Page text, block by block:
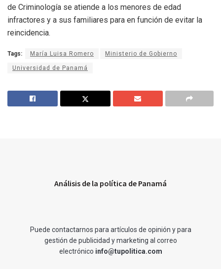
de Criminología se atiende a los menores de edad
infractores y a sus familiares para en función de evitar la
reincidencia.
Tags: María Luisa Romero Ministerio de Gobierno
Universidad de Panamá
Análisis de la política de Panamá
Puede contactarnos para artículos de opinión y para
gestión de publicidad y marketing al correo
electrónico info@tupolitica.com